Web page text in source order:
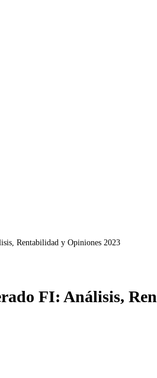
Rentabilidad y Opiniones 2023
FI: Análisis,